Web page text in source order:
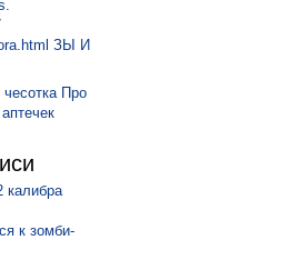
ЗЫ И
Про
калибра
к зомби-